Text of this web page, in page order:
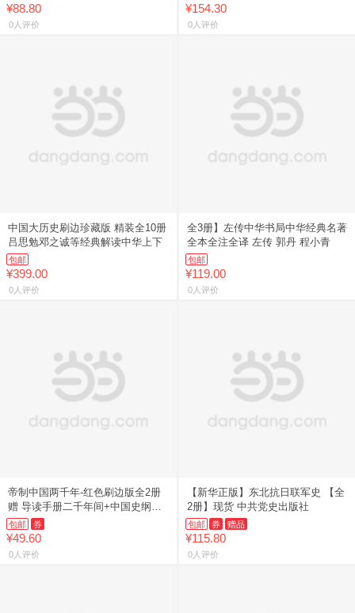
¥88.80
0人评价
¥154.30
0人评价
中国大历史刷边珍藏版 精装全10册
吕思勉邓之诚等经典解读中华上下
包邮
¥399.00
0人评价
全3册】左传中华书局中华经典名著
全本全注全译 左传 郭丹 程小青
包邮
¥119.00
0人评价
帝制中国两千年-红色刷边版全2册
赠 导读手册二千年间+中国史纲透
视
包邮 券
¥49.60
0人评价
【新华正版】东北抗日联军史 【全
2册】现货 中共党史出版社
包邮 券 赠品
¥115.80
0人评价